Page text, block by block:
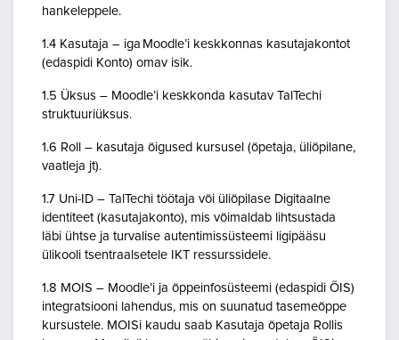
hankeleppele.
1.4 Kasutaja – iga Moodle’i keskkonnas kasutajakontot
(edaspidi Konto) omav isik.
1.5 Üksus – Moodle’i keskkonda kasutav TalTechi
struktuuriüksus.
1.6 Roll – kasutaja õigused kursusel (õpetaja, üliõpilane,
vaatleja jt).
1.7 Uni-ID – TalTechi töötaja või üliõpilase Digitaalne
identiteet (kasutajakonto), mis võimaldab lihtsustada
läbi ühtse ja turvalise autentimissüsteemi ligipääsu
ülikooli tsentraalsetele IKT ressurssidele.
1.8 MOIS – Moodle’i ja õppeinfosüsteemi (edaspidi ÕIS)
integratsiooni lahendus, mis on suunatud tasemeõppe
kursustele. MOISi kaudu saab Kasutaja õpetaja Rollis